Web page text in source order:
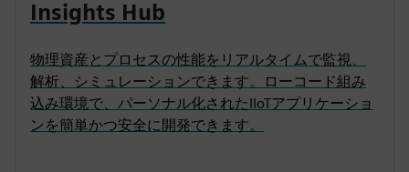
Insights Hub
物理資産とプロセスの性能をリアルタイムで監視、
解析、シミュレーションできます。ローコード組み
込み環境で、パーソナル化されたIIoTアプリケーショ
ンを簡単かつ安全に開発できます。